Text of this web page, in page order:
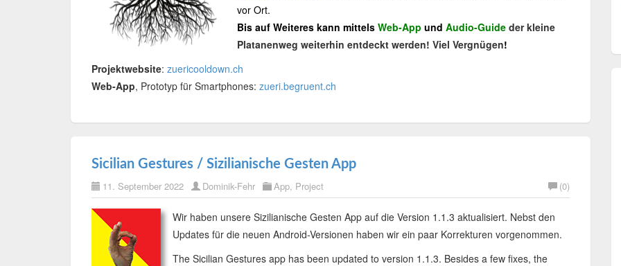
vor Ort.
Bis auf Weiteres kann mittels Web-App und Audio-Guide der kleine
Platanenweg weiterhin entdeckt werden! Viel Vergnügen!
Projektwebsite: zuericooldown.ch
Web-App, Prototyp für Smartphones: zueri.begruent.ch
Sicilian Gestures / Sizilianische Gesten App
11. September 2022 Dominik-Fehr App, Project (0)
Wir haben unsere Sizilianische Gesten App auf die Version 1.1.3 aktualisiert. Nebst den
Updates für die neuen Android-Versionen haben wir ein paar Korrekturen vorgenommen.
The Sicilian Gestures app has been updated to version 1.1.3. Besides a few fixes, the